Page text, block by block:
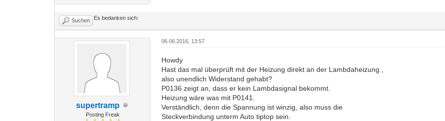
Suchen Es bedanken sich:
supertramp
Posting Freak
06.06.2016, 13:57
Howdy
Hast das mal überprüft mit der Heizung direkt an der Lambdaheizung ,
also unendlich Widerstand gehabt?
P0136 zeigt an, dass er kein Lambdasignal bekommt.
Heizung wäre was mit P0141.
Verständlich, denn die Spannung ist winzig, also muss die
Steckverbindung unterm Auto tiptop sein.